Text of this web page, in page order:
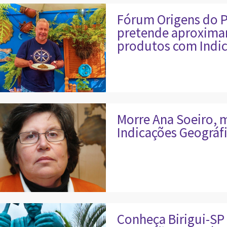
Fórum Origens do
pretende
produtos com
Morre Ana Soeiro,
Indicações
Conheça Birigui-